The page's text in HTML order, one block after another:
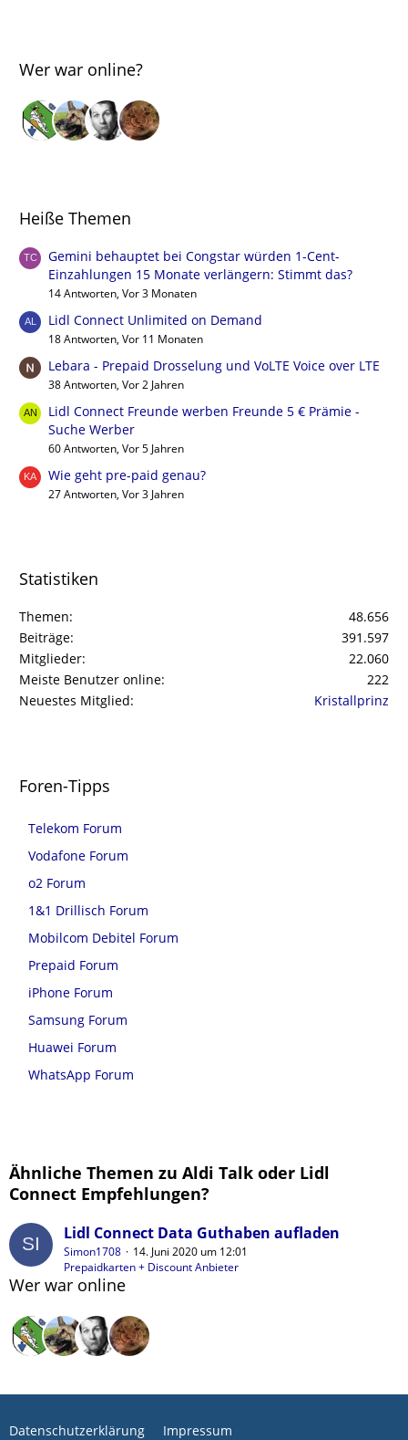
Wer war online?
Heiße Themen
Gemini behauptet bei Congstar würden 1-Cent-
Einzahlungen 15 Monate verlängern: Stimmt das?
14 Antworten, Vor 3 Monaten
Lidl Connect Unlimited on Demand
18 Antworten, Vor 11 Monaten
Lebara - Prepaid Drosselung und VoLTE Voice over LTE
38 Antworten, Vor 2 Jahren
Lidl Connect Freunde werben Freunde 5 € Prämie -
Suche Werber
60 Antworten, Vor 5 Jahren
Wie geht pre-paid genau?
27 Antworten, Vor 3 Jahren
Statistiken
Themen
48.656
Beiträge
391.597
Mitglieder
22.060
Meiste Benutzer online
222
Neuestes Mitglied
Kristallprinz
Foren-Tipps
Telekom Forum
Vodafone Forum
o2 Forum
1&1 Drillisch Forum
Mobilcom Debitel Forum
Prepaid Forum
iPhone Forum
Samsung Forum
Huawei Forum
WhatsApp Forum
Ähnliche Themen zu Aldi Talk oder Lidl
Connect Empfehlungen?
Lidl Connect Data Guthaben aufladen
Simon1708
14. Juni 2020 um 12:01
Prepaidkarten + Discount Anbieter
Wer war online
Datenschutzerklärung Impressum